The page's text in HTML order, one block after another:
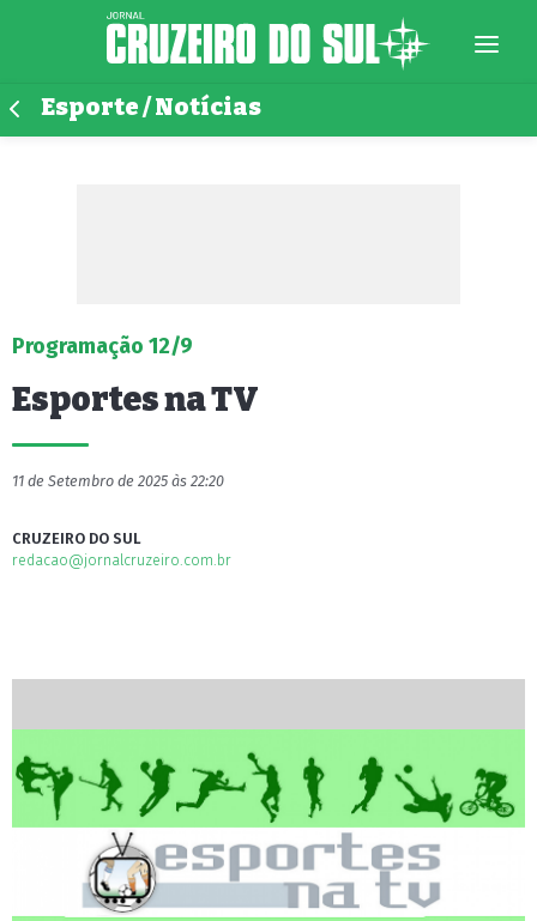
Esporte / Notícias
Programação 12/9
Esportes na TV
11 de Setembro de 2025 às 22:20
CRUZEIRO DO SUL
redacao@jornalcruzeiro.com.br